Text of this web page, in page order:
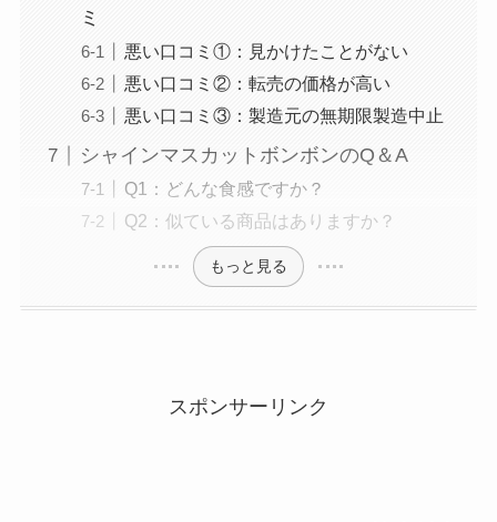
ミ
悪い口コミ①：見かけたことがない
悪い口コミ②：転売の価格が高い
悪い口コミ③：製造元の無期限製造中止
シャインマスカットボンボンのQ＆A
Q1：どんな食感ですか？
Q2：似ている商品はありますか？
もっと見る
スポンサーリンク